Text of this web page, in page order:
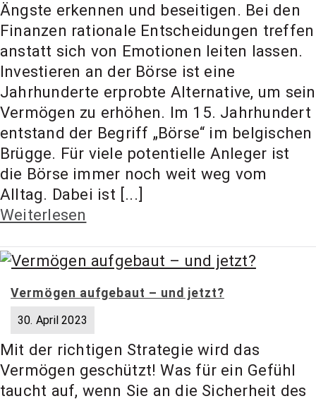
atung,
Investmen
t Coach,
Anlageber
Ängste erkennen und beseitigen. Bei den
Finanzen rationale Entscheidungen treffen
anstatt sich von Emotionen leiten lassen.
Investieren an der Börse ist eine
Jahrhunderte erprobte Alternative, um sein
Vermögen zu erhöhen. Im 15. Jahrhundert
entstand der Begriff „Börse“ im belgischen
Brügge. Für viele potentielle Anleger ist
die Börse immer noch weit weg vom
Alltag. Dabei ist [...]
Weiterlesen
Vermögen aufgebaut – und jetzt?
30. April 2023
Mit der richtigen Strategie wird das
Vermögen geschützt! Was für ein Gefühl
taucht auf, wenn Sie an die Sicherheit des